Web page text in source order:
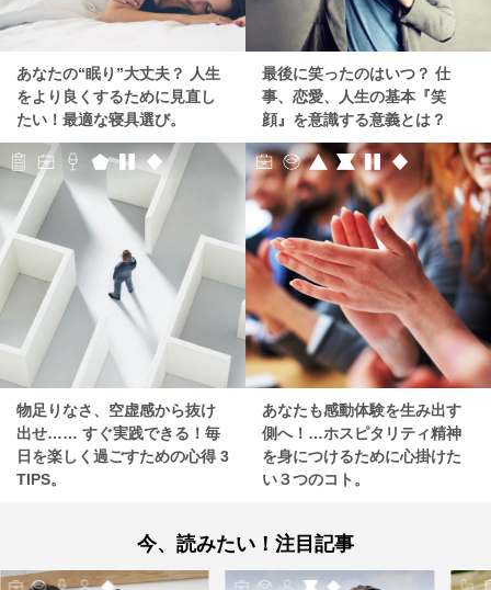
あなたの“眠り”大丈夫？ 人生
をより良くするために見直し
たい！最適な寝具選び。
最後に笑ったのはいつ？ 仕
事、恋愛、人生の基本『笑
顔』を意識する意義とは？
物足りなさ、空虚感から抜け
出せ…… すぐ実践できる！毎
日を楽しく過ごすための心得 3
TIPS。
あなたも感動体験を生み出す
側へ！…ホスピタリティ精神
を身につけるために心掛けた
い３つのコト。
今、読みたい！注目記事